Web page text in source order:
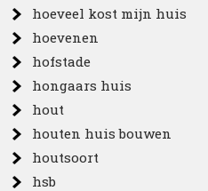
hoeveel kost mijn huis
hoevenen
hofstade
hongaars huis
hout
houten huis bouwen
houtsoort
hsb